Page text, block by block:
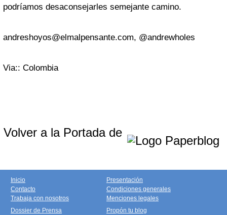
podríamos desaconsejarles semejante camino.
andreshoyos@elmalpensante.com, @andrewholes
Via:: Colombia
Volver a la Portada de
Inicio
Contacto
Trabaja con nosotros
Presentación
Condiciones generales
Menciones legales
Dossier de Prensa
Propón tu blog